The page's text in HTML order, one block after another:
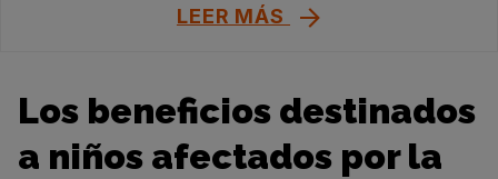
LEER MÁS
Los beneficios destinados
a niños afectados por la